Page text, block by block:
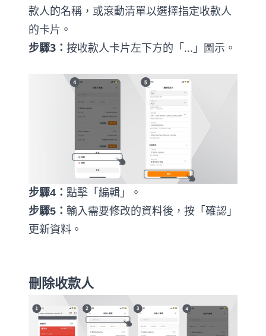
款人的名稱，或滾動清單以選擇指定收款人
的卡片。
步驟3： 按收款人卡片左下方的「...」圖示。
步驟4 ： 點擊「編輯」。
步驟5 ： 輸入需要修改的資料後，按「確認」
更新資料。
刪除收款人